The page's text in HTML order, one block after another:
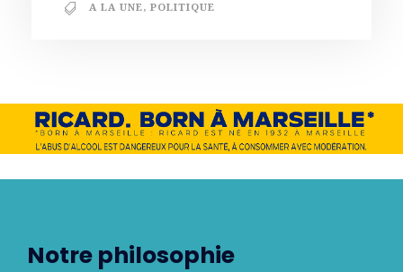
A LA UNE, POLITIQUE
Notre philosophie